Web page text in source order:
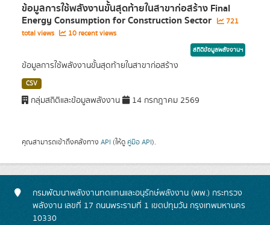
ข้อมูลการใช้พลังงานขั้นสุดท้ายในสาขาก่อสร้าง Final
Energy Consumption for Construction Sector
721
total views
10 recent views
สถิติข้อมูลพลังงานฯ
ข้อมูลการใช้พลังงานขั้นสุดท้ายในสาขาก่อสร้าง
CSV
กลุ่มสถิติและข้อมูลพลังงาน 14 กรกฎาคม 2569
คุณสามารถเข้าถึงคลังทาง API (ให้ดู คู่มือ API).
กรมพัฒนาพลังงานทดแทนและอนุรักษ์พลังงาน (พพ.) กระทรวง
พลังงาน เลขที่ 17 ถนนพระรามที่ 1 เขตปทุมวัน กรุงเทพมหานคร
10330